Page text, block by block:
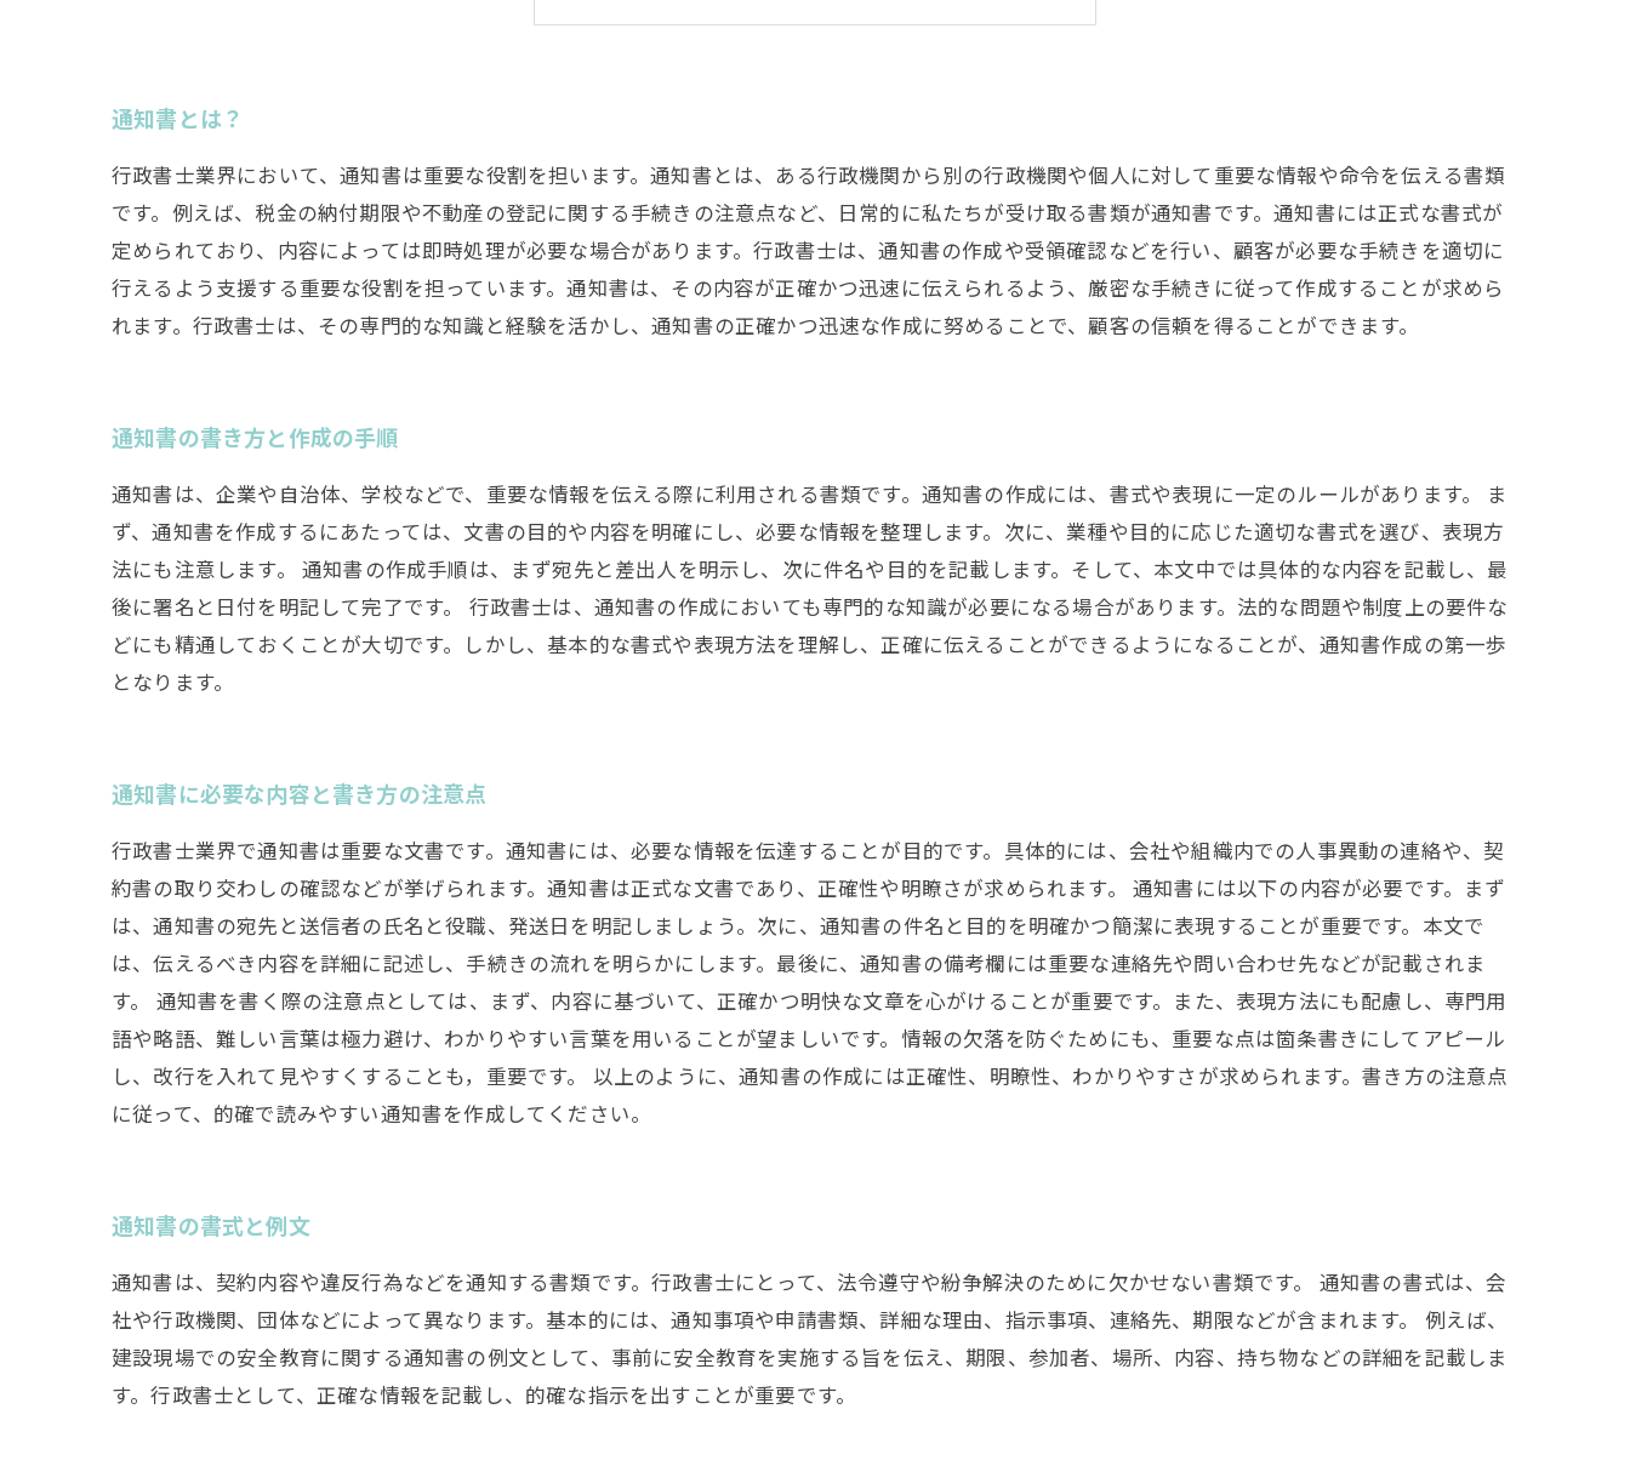
通知書の監修におすすめの行政書士事務所
通知書とは？
行政書士業界において、通知書は重要な役割を担います。通知書とは、ある行政機関から別の行政機関や個人に対して重要な情報や命令を伝える書類
です。例えば、税金の納付期限や不動産の登記に関する手続きの注意点など、日常的に私たちが受け取る書類が通知書です。通知書には正式な書式が
定められており、内容によっては即時処理が必要な場合があります。行政書士は、通知書の作成や受領確認などを行い、顧客が必要な手続きを適切に
行えるよう支援する重要な役割を担っています。通知書は、その内容が正確かつ迅速に伝えられるよう、厳密な手続きに従って作成することが求めら
れます。行政書士は、その専門的な知識と経験を活かし、通知書の正確かつ迅速な作成に努めることで、顧客の信頼を得ることができます。
通知書の書き方と作成の手順
通知書は、企業や自治体、学校などで、重要な情報を伝える際に利用される書類です。通知書の作成には、書式や表現に一定のルールがあります。 ま
ず、通知書を作成するにあたっては、文書の目的や内容を明確にし、必要な情報を整理します。次に、業種や目的に応じた適切な書式を選び、表現方
法にも注意します。 通知書の作成手順は、まず宛先と差出人を明示し、次に件名や目的を記載します。そして、本文中では具体的な内容を記載し、最
後に署名と日付を明記して完了です。 行政書士は、通知書の作成においても専門的な知識が必要になる場合があります。法的な問題や制度上の要件な
どにも精通しておくことが大切です。しかし、基本的な書式や表現方法を理解し、正確に伝えることができるようになることが、通知書作成の第一歩
となります。
通知書に必要な内容と書き方の注意点
行政書士業界で通知書は重要な文書です。通知書には、必要な情報を伝達することが目的です。具体的には、会社や組織内での人事異動の連絡や、契
約書の取り交わしの確認などが挙げられます。通知書は正式な文書であり、正確性や明瞭さが求められます。 通知書には以下の内容が必要です。まず
は、通知書の宛先と送信者の氏名と役職、発送日を明記しましょう。次に、通知書の件名と目的を明確かつ簡潔に表現することが重要です。本文で
は、伝えるべき内容を詳細に記述し、手続きの流れを明らかにします。最後に、通知書の備考欄には重要な連絡先や問い合わせ先などが記載されま
す。 通知書を書く際の注意点としては、まず、内容に基づいて、正確かつ明快な文章を心がけることが重要です。また、表現方法にも配慮し、専門用
語や略語、難しい言葉は極力避け、わかりやすい言葉を用いることが望ましいです。情報の欠落を防ぐためにも、重要な点は箇条書きにしてアピール
し、改行を入れて見やすくすることも，重要です。 以上のように、通知書の作成には正確性、明瞭性、わかりやすさが求められます。書き方の注意点
に従って、的確で読みやすい通知書を作成してください。
通知書の書式と例文
通知書は、契約内容や違反行為などを通知する書類です。行政書士にとって、法令遵守や紛争解決のために欠かせない書類です。 通知書の書式は、会
社や行政機関、団体などによって異なります。基本的には、通知事項や申請書類、詳細な理由、指示事項、連絡先、期限などが含まれます。 例えば、
建設現場での安全教育に関する通知書の例文として、事前に安全教育を実施する旨を伝え、期限、参加者、場所、内容、持ち物などの詳細を記載しま
す。行政書士として、正確な情報を記載し、的確な指示を出すことが重要です。